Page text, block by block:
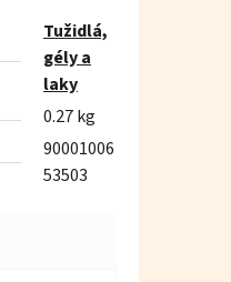
Tužidlá,
gély a
laky
0.27 kg
90001006
53503